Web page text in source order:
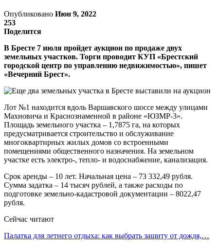
Опубликовано Июн 9, 2022
253
Поделится
В Бресте 7 июля пройдет аукцион по продаже двух
земельных участков. Торги проводит КУП «Брестский
городской центр по управлению недвижимостью», пишет
«Вечерний Брест».
Лот №1 находится вдоль Варшавского шоссе между улицами
Махновича и Краснознаменной в районе «ЮЗМР-3».
Площадь земельного участка – 1,7875 га, на которых
предусматривается строительство и обслуживание
многоквартирных жилых домов со встроенными
помещениями общественного назначения. На земельном
участке есть электро-, тепло- и водоснабжение, канализация.
Срок аренды – 10 лет. Начальная цена – 73 332,49 рубля.
Сумма задатка – 14 тысяч рублей, а также расходы по
подготовке земельно-кадастровой документации – 8022,47
рубля.
Сейчас читают
Палатка для летнего отдыха: как выбрать защиту от дождя,…